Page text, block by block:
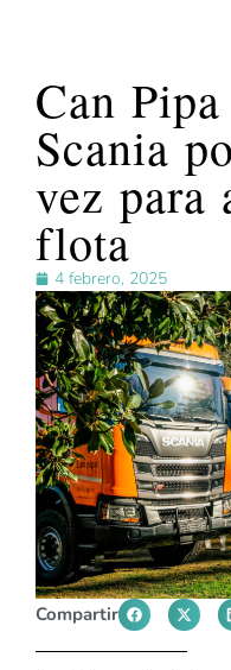
Can
Scania
vez para
flota
4 febrero, 2025
Compartir